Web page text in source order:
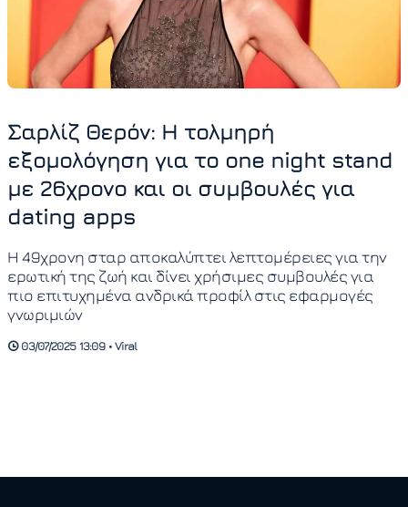
Σαρλίζ Θερόν: Η τολμηρή
εξομολόγηση για το one night stand
με 26χρονο και οι συμβουλές για
dating apps
Η 49χρονη σταρ αποκαλύπτει λεπτομέρειες για την
ερωτική της ζωή και δίνει χρήσιμες συμβουλές για
πιο επιτυχημένα ανδρικά προφίλ στις εφαρμογές
γνωριμιών
03/07/2025 13:09 • Viral